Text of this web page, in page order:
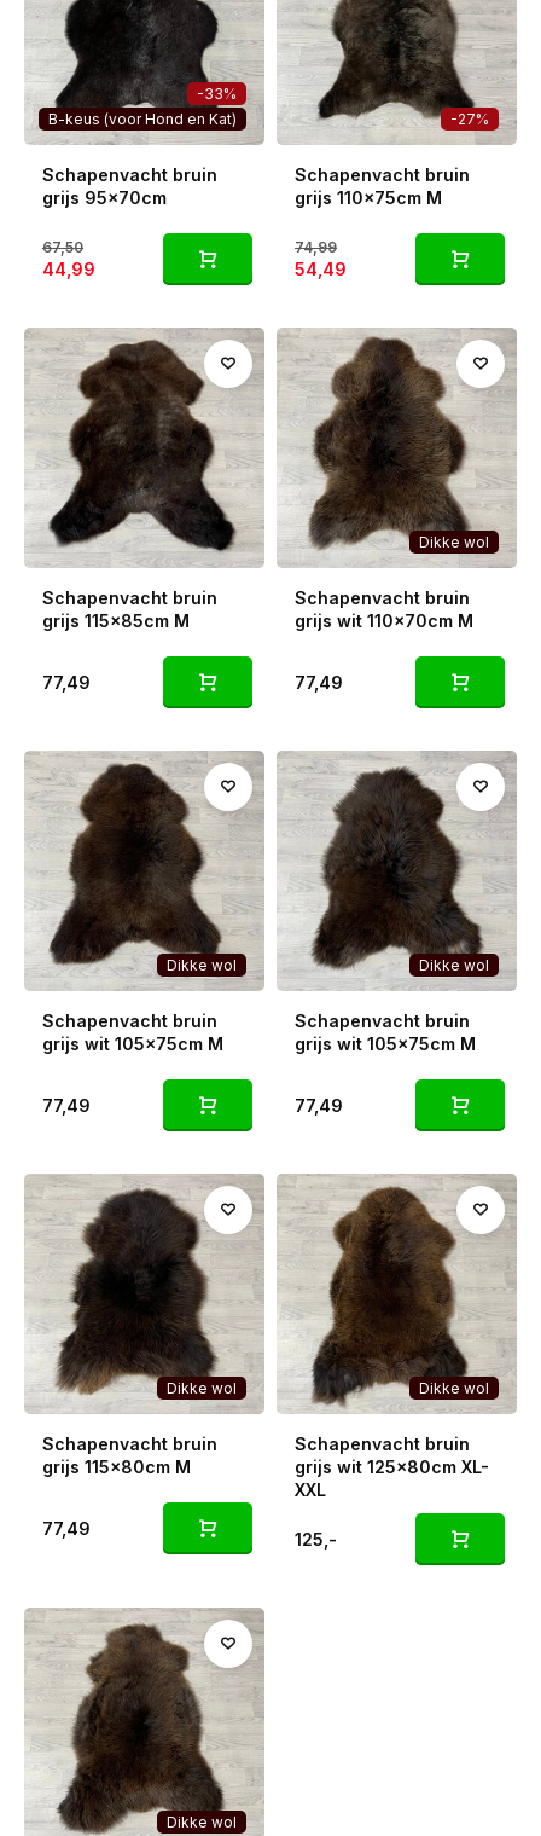
-33%
B-keus (voor Hond en Kat)
Schapenvacht bruin
grijs 95x70cm
67,50
44,99
-27%
Schapenvacht bruin
grijs 110x75cm M
74,99
54,49
Schapenvacht bruin
grijs 115x85cm M
77,49
Dikke wol
Schapenvacht bruin
grijs wit 110x70cm M
77,49
Dikke wol
Schapenvacht bruin
grijs wit 105x75cm M
77,49
Dikke wol
Schapenvacht bruin
grijs wit 105x75cm M
77,49
Dikke wol
Schapenvacht bruin
grijs 115x80cm M
77,49
Dikke wol
Schapenvacht bruin
grijs wit 125x80cm XL-
XXL
125,-
Dikke wol